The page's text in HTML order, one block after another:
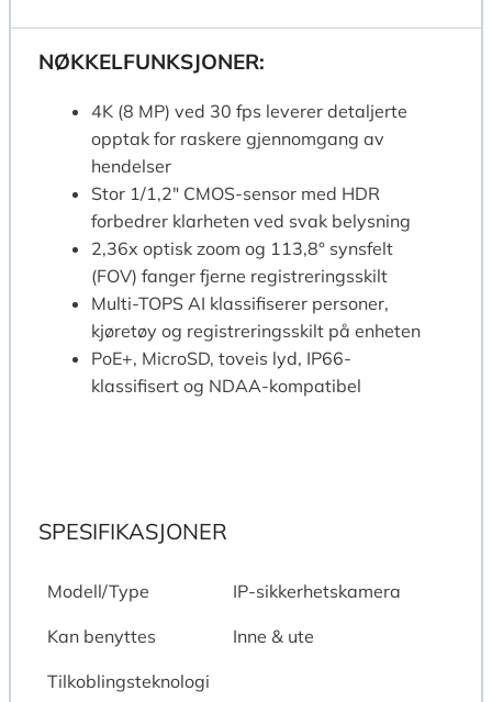
NØKKELFUNKSJONER:
4K (8 MP) ved 30 fps leverer detaljerte
opptak for raskere gjennomgang av
hendelser
Stor 1/1,2″ CMOS-sensor med HDR
forbedrer klarheten ved svak belysning
2,36x optisk zoom og 113,8° synsfelt
(FOV) fanger fjerne registreringsskilt
Multi-TOPS AI klassifiserer personer,
kjøretøy og registreringsskilt på enheten
PoE+, MicroSD, toveis lyd, IP66-
klassifisert og NDAA-kompatibel
SPESIFIKASJONER
Modell/Type IP-sikkerhetskamera
Kan benyttes Inne & ute
Tilkoblingsteknologi